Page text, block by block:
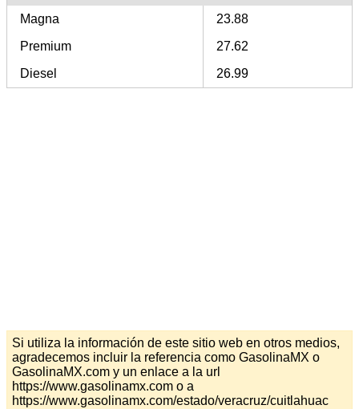
Magna
23.88
Premium
27.62
Diesel
26.99
Si utiliza la información de este sitio web en otros medios,
agradecemos incluir la referencia como GasolinaMX o
GasolinaMX.com y un enlace a la url
https://www.gasolinamx.com o a
https://www.gasolinamx.com/estado/veracruz/cuitlahuac